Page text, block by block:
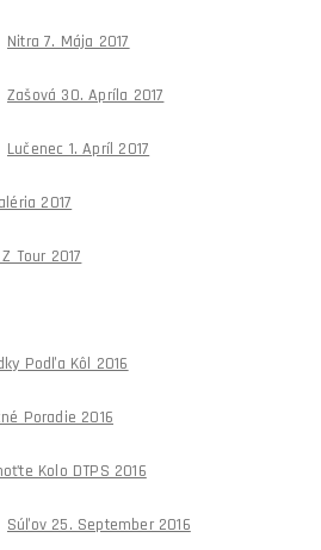
Nitra 7. Mája 2017
Zašová 30. Apríla 2017
Lučenec 1. Apríl 2017
2017
Tour 2017
Podľa Kôl 2016
Poradie 2016
Kolo DTPS 2016
Súľov 25. September 2016